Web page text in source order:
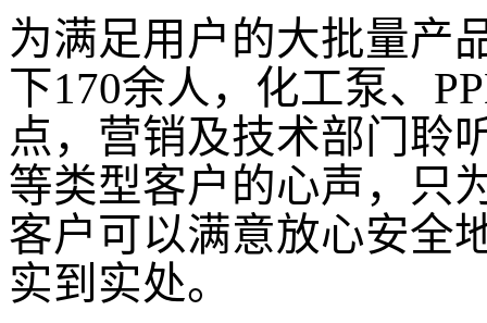
为满足用户的大批量产
下170余人，化工泵、
点，营销及技术部门聆
等类型客户的心声，只
客户可以满意放心安全
实到实处。